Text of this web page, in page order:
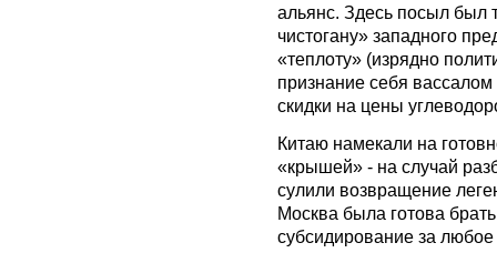
альянс. Здесь посыл был
чистогану» западного
«теплоту» (изрядно
признание себя
скидки на цены
Китаю намекали на
«крышей» - на случай
сулили возвращение
Москва была готова
субсидирование за